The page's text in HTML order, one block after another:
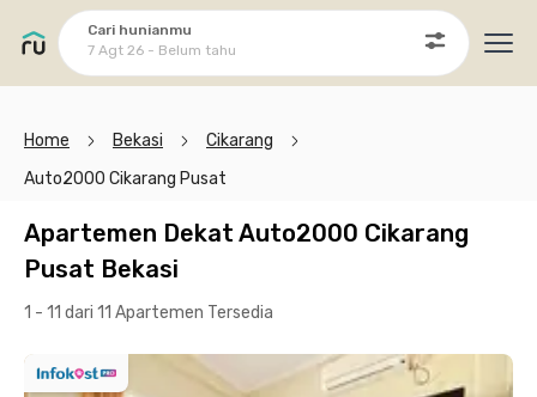
Cari hunianmu
7 Agt 26 - Belum tahu
Home Bekasi
Cikarang
Auto2000 Cikarang Pusat
Apartemen Dekat Auto2000 Cikarang
Pusat Bekasi
1 - 11 dari 11 Apartemen Tersedia